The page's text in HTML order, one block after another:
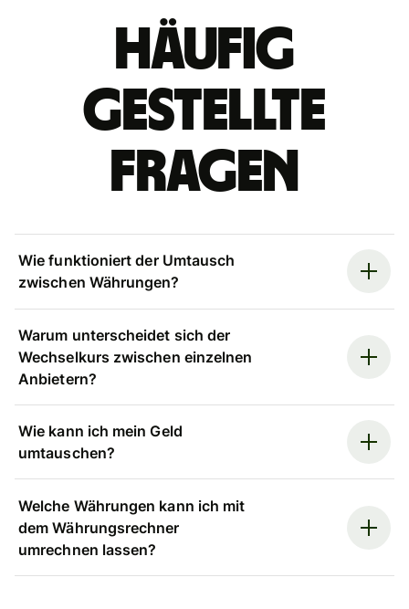
Häufig
gestellte
Fragen
Wie funktioniert der Umtausch
zwischen Währungen?
Warum unterscheidet sich der
Wechselkurs zwischen einzelnen
Anbietern?
Wie kann ich mein Geld
umtauschen?
Welche Währungen kann ich mit
dem Währungsrechner
umrechnen lassen?